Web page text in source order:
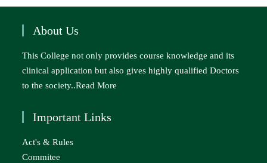
About Us
This College not only provides course knowledge and its
clinical application but also gives highly qualified Doctors
to the society..Read More
Important Links
Act's & Rules
Commitee